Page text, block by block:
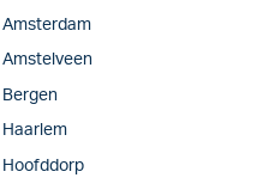
Amsterdam
Amstelveen
Bergen
Haarlem
Hoofddorp